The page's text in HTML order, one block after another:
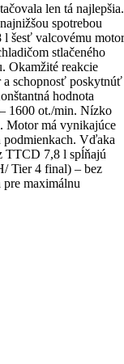
len tá najlepšia.
spotrebou
šesť valcovému
stlačeného
Okamžité reakcie
a schopnosť poskytnúť
hodnota
1600 ot./min. Nízko
Motor má vynikajúce
podmienkach. Vďaka
TTCD 7,8 l spĺňajú
Tier 4 final) – bez
maximálnu